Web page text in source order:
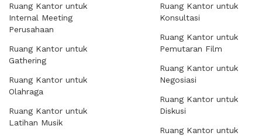
Ruang Kantor untuk
Internal Meeting
Perusahaan
Ruang Kantor untuk
Gathering
Ruang Kantor untuk
Olahraga
Ruang Kantor untuk
Latihan Musik
Ruang Kantor untuk
Konsultasi
Ruang Kantor untuk
Pemutaran Film
Ruang Kantor untuk
Negosiasi
Ruang Kantor untuk
Diskusi
Ruang Kantor untuk